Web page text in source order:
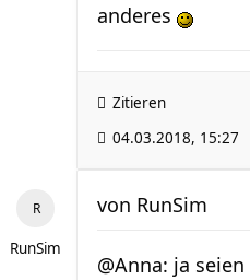
anderes
Zitieren
04.03.2018, 15:27
RunSim
von RunSim
@Anna: ja